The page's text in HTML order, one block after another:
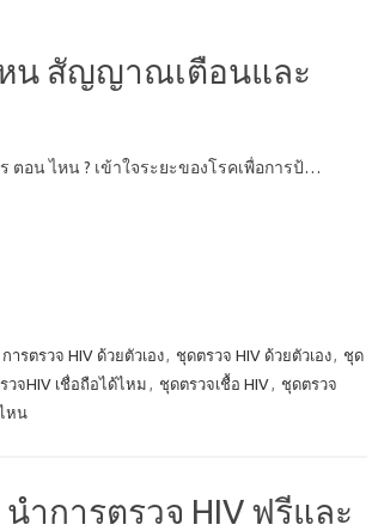
หน สัญญาณเตือนและ
ตอน ไหน ? เข้าใจระยะของโรคเพื่อการป้…
การตรวจ HIV ด้วยตัวเอง, ชุดตรวจ HIV ด้วยตัวเอง, ชุด
วจHIV เชื่อถือได้ไหม , ชุดตรวจเชื้อ HIV, ชุดตรวจ
หน
ำการตรวจ HIV ฟรีและ